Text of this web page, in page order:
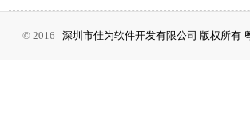
© 2016 深圳市佳为软件开发有限公司 版权所有